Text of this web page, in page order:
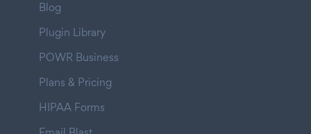
Blog
Plugin Library
POWR Business
Plans & Pricing
HIPAA Forms